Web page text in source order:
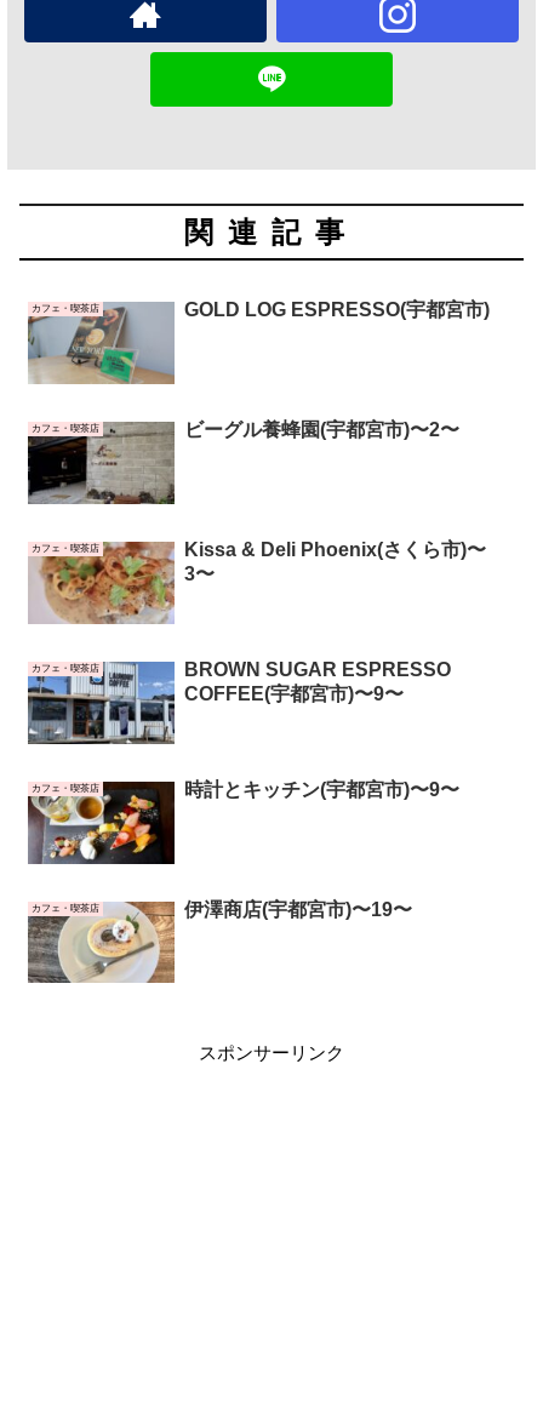
関連記事
カフェ・喫茶店 GOLD LOG ESPRESSO(宇都宮市)
カフェ・喫茶店 ビーグル養蜂園(宇都宮市)〜2〜
カフェ・喫茶店
Kissa & Deli Phoenix(さくら市)〜
3〜
カフェ・喫茶店
BROWN SUGAR ESPRESSO
COFFEE(宇都宮市)〜9〜
カフェ・喫茶店 時計とキッチン(宇都宮市)〜9〜
カフェ・喫茶店 伊澤商店(宇都宮市)〜19〜
スポンサーリンク